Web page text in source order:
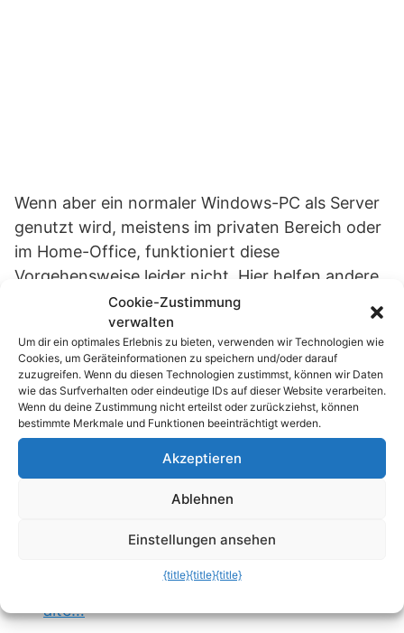
Wenn aber ein normaler Windows-PC als Server
genutzt wird, meistens im privaten Bereich oder
im Home-Office, funktioniert diese
Vorgehensweise leider nicht. Hier helfen andere
Tools wie z. B.WinQuota.
Passend zum Thema »
echo rm -rf: Der 4-Buchstaben-Trick, der
dein…
Der 1-Sekunden-Webserver: Wie du mit
Python sofort…
Speicherfresser…
Das „Moderne Rust-Terminal“: Warum du
alte…
Cookie-Zustimmung
verwalten
Um dir ein optimales Erlebnis zu bieten, verwenden wir Technologien wie
Cookies, um Geräteinformationen zu speichern und/oder darauf
zuzugreifen. Wenn du diesen Technologien zustimmst, können wir Daten
wie das Surfverhalten oder eindeutige IDs auf dieser Website verarbeiten.
Wenn du deine Zustimmung nicht erteilst oder zurückziehst, können
bestimmte Merkmale und Funktionen beeinträchtigt werden.
Akzeptieren
Ablehnen
Einstellungen ansehen
{title}{title}{title}